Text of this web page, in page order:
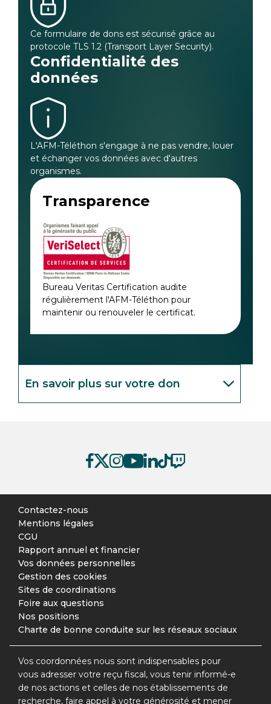
Ce formulaire de dons est sécurisé grâce au
protocole TLS 1.2 (Transport Layer Security).
Confidentialité des
données
L'AFM-Téléthon s'engage à ne pas vendre, louer
et échanger vos données avec d'autres
organismes.
Transparence
Bureau Veritas Certification audite
régulièrement l'AFM-Téléthon pour
maintenir ou renouveler le certificat.
En savoir plus sur votre don
Contactez-nous
Mentions légales
CGU
Rapport annuel et financier
Vos données personnelles
Gestion des cookies
Sites de coordinations
Foire aux questions
Nos positions
Charte de bonne conduite sur les réseaux sociaux
Vos coordonnées nous sont indispensables pour
vous adresser votre reçu fiscal, vous tenir informé-e
de nos actions et celles de nos établissements de
recherche, faire appel à votre générosité et mener